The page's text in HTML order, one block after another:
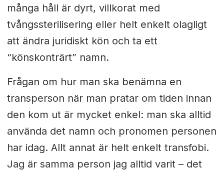
många håll är dyrt, villkorat med
tvångssterilisering eller helt enkelt olagligt
att ändra juridiskt kön och ta ett
“könskonträrt” namn.
Frågan om hur man ska benämna en
transperson när man pratar om tiden innan
den kom ut är mycket enkel: man ska alltid
använda det namn och pronomen personen
har idag. Allt annat är helt enkelt transfobi.
Jag är samma person jag alltid varit – det